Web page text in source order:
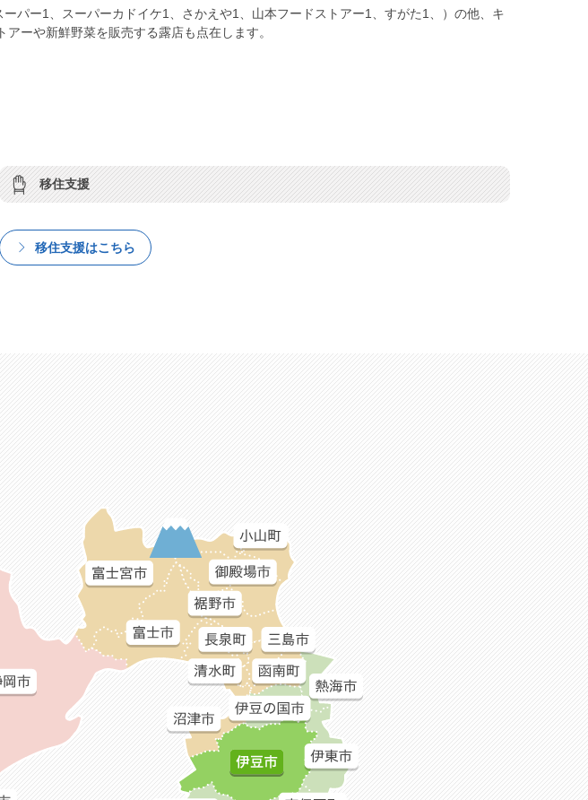
パー1、スーパーカドイケ1、さかえや1、山本フードストアー1、すがた1、）の他、キ
ーや新鮮野菜を販売する露店も点在します。
移住支援
移住支援はこちら